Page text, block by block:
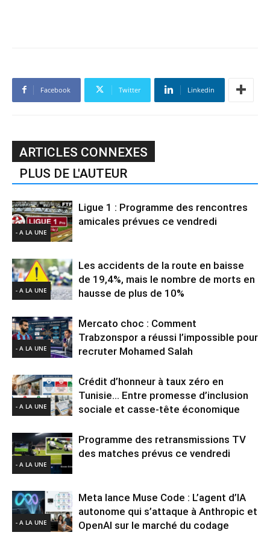
Facebook Twitter Linkedin
ARTICLES CONNEXES
PLUS DE L'AUTEUR
- A LA UNE
Ligue 1 : Programme des rencontres
amicales prévues ce vendredi
- A LA UNE
Les accidents de la route en baisse
de 19,4%, mais le nombre de morts en
hausse de plus de 10%
- A LA UNE
Mercato choc : Comment
Trabzonspor a réussi l’impossible pour
recruter Mohamed Salah
- A LA UNE
Crédit d’honneur à taux zéro en
Tunisie… Entre promesse d’inclusion
sociale et casse-tête économique
- A LA UNE
Programme des retransmissions TV
des matches prévus ce vendredi
- A LA UNE
Meta lance Muse Code : L’agent d’IA
autonome qui s’attaque à Anthropic et
OpenAI sur le marché du codage